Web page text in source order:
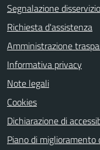
Segnalazione disservizio
Richiesta d'assistenza
Amministrazione
Informativa privacy
Note legali
Cookies
Dichiarazione di
Piano di miglioramento